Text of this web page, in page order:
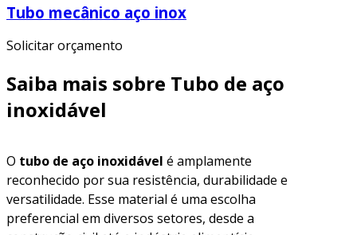
Tubo mecânico aço inox
Solicitar orçamento
Saiba mais sobre Tubo de aço
inoxidável
O tubo de aço inoxidável é amplamente
reconhecido por sua resistência, durabilidade e
versatilidade. Esse material é uma escolha
preferencial em diversos setores, desde a